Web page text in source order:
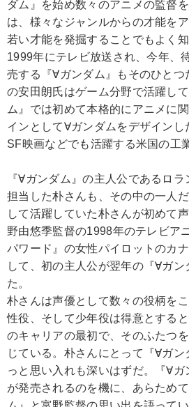
ダム』を始め数々のアニメの監督
は、様々なジャンルからの才能を
若い才能を発掘することでもよく知
1999年にテレビ放送され、今年、
売する『∀ガンダム』もそのひとつ
の安田朗氏はゲーム分野で活躍し
ム』では初めて本格的にアニメに
インとして∀ガンダムをデザインし
SF映画などでも活躍する米国の工
『∀ガンダム』の主人公であるロ
担当した朴さんも、その中の一人
して活躍していた朴さんが初めて
野由悠季監督の1998年のテレビア
パワード』の女性パイロットのカ
して、初の主人公が翌年の『∀ガン
た。
朴さんは声優として数々の役柄を
性役、そして少年役は得意とする
のキャリアの最初で、そのふたつ
じている。朴さんにとって『∀ガン
っと思い入れも深いはずだ。『∀
が発売されるのを機に、あらため